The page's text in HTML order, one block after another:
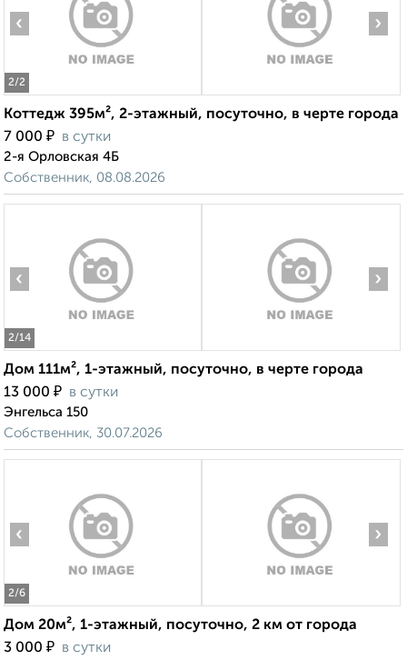
2/2
‹ ›
Коттедж 395м², 2-этажный, посуточно, в черте города
7 000 ₽ в сутки
2-я Орловская 4Б
Собственник, 08.08.2026
2/14
‹ ›
Дом 111м², 1-этажный, посуточно, в черте города
13 000 ₽ в сутки
Энгельса 150
Собственник, 30.07.2026
2/6
‹ ›
Дом 20м², 1-этажный, посуточно, 2 км от города
3 000 ₽ в сутки